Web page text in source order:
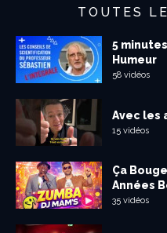
TOUTES
5
Humeur
58 vidéos
Avec les
15 vidéos
Ça
Années
35 vidéos